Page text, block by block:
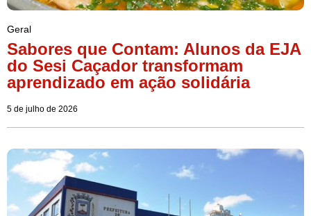
Geral
Sabores que Contam: Alunos da EJA
do Sesi Caçador transformam
aprendizado em ação solidária
5 de julho de 2026